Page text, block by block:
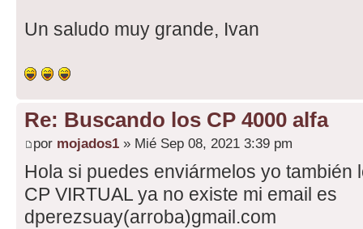
Un saludo muy grande, Ivan
Re: Buscando los CP 4000 alfa
por mojados1 » Mié Sep 08, 2021 3:39 pm
Hola si puedes enviármelos yo también
CP VIRTUAL ya no existe mi email es
dperezsuay(arroba)gmail.com